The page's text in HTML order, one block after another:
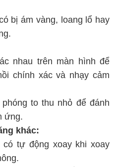
bị ám vàng, loang lổ hay
nhau trên màn hình để
chính xác và nhạy cảm
to thu nhỏ để đánh
ứng.
khác:
có tự động xoay khi xoay